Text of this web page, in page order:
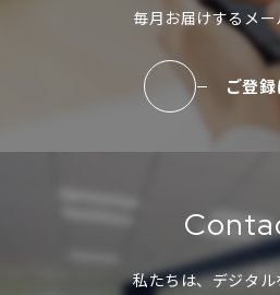
毎月お届けするメ
ご登
私たちは、デジタル